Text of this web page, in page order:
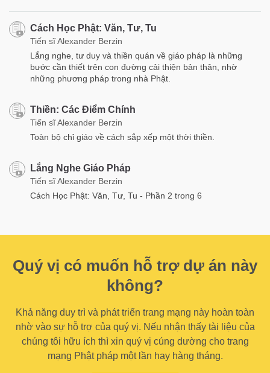
Cách Học Phật: Văn, Tư, Tu
Tiến sĩ Alexander Berzin
Lắng nghe, tư duy và thiền quán về giáo pháp là những
bước cần thiết trên con đường cải thiện bản thân, nhờ
những phương pháp trong nhà Phật.
Thiền: Các Điểm Chính
Tiến sĩ Alexander Berzin
Toàn bộ chỉ giáo về cách sắp xếp một thời thiền.
Lắng Nghe Giáo Pháp
Tiến sĩ Alexander Berzin
Cách Học Phật: Văn, Tư, Tu - Phần 2 trong 6
Quý vị có muốn hỗ trợ dự án này
không?
Khả năng duy trì và phát triển trang mạng này hoàn toàn
nhờ vào sự hỗ trợ của quý vị. Nếu nhận thấy tài liệu của
chúng tôi hữu ích thì xin quý vị cúng dường cho trang
mạng Phật pháp một lần hay hàng tháng.